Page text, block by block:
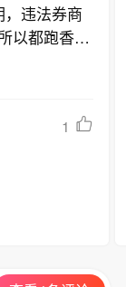
违法券商
以都跑香港
元股应缩
1